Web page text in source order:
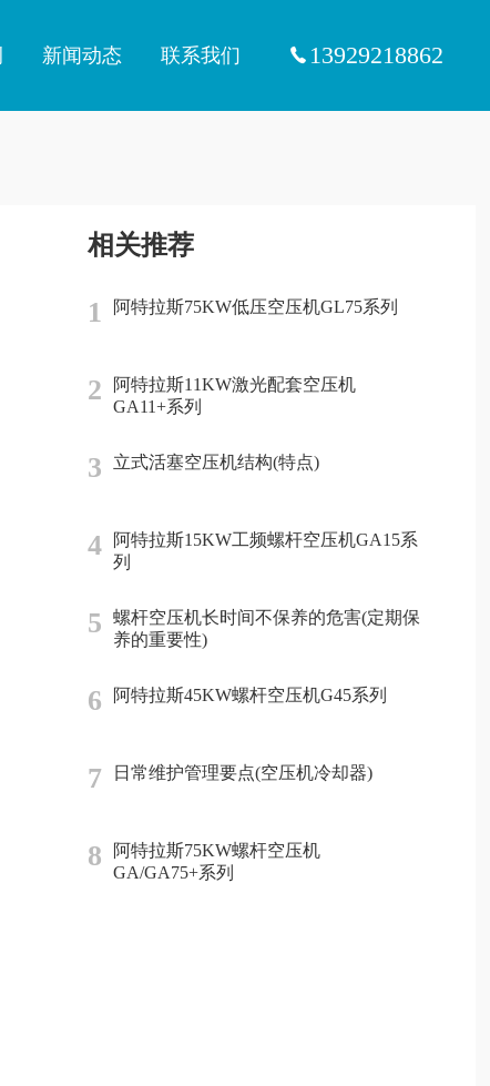
新闻动态 联系我们 13929218862
相关推荐
1 阿特拉斯75KW低压空压机GL75系列
2
阿特拉斯11KW激光配套空压机
GA11+系列
3 立式活塞空压机结构(特点)
4
阿特拉斯15KW工频螺杆空压机GA15系
列
5
螺杆空压机长时间不保养的危害(定期保
养的重要性)
6 阿特拉斯45KW螺杆空压机G45系列
7 日常维护管理要点(空压机冷却器)
8
阿特拉斯75KW螺杆空压机
GA/GA75+系列